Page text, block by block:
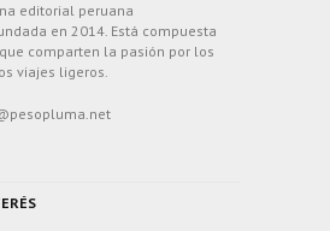
editorial peruana
en 2014. Está compuesta
comparten la pasión por los
viajes ligeros.